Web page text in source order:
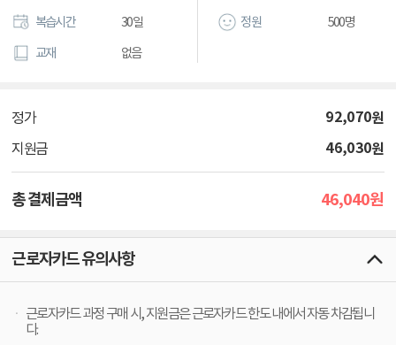
복습시간 30일
교재 없음
정원 500명
정가 92,070원
지원금 46,030원
총 결제금액 46,040원
근로자카드 유의사항
근로자카드 과정 구매 시, 지원금은 근로자카드 한도 내에서 자동 차감됩니
다.